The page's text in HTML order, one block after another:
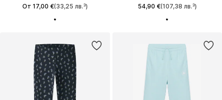
От 17,00 €(33,25 лв.³) 54,90 €(107,38 лв.³)